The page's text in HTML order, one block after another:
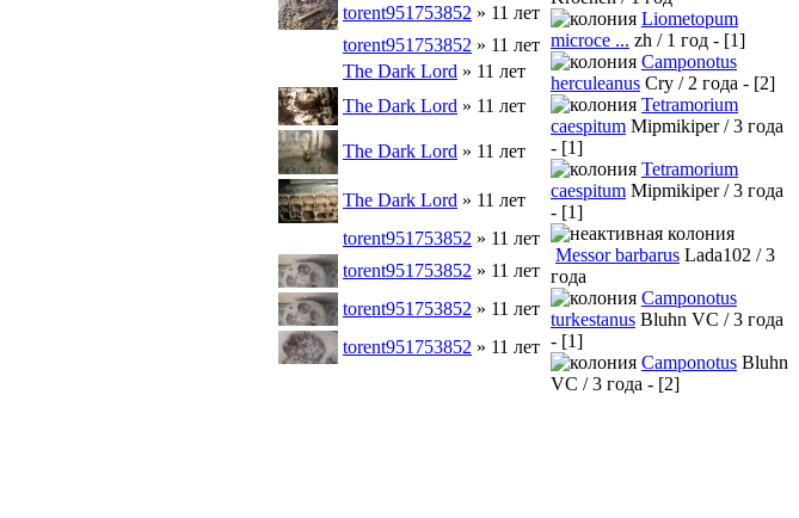
torent951753852 » 11 лет
torent951753852 » 11 лет
The Dark Lord » 11 лет
The Dark Lord » 11 лет
The Dark Lord » 11 лет
The Dark Lord » 11 лет
torent951753852 » 11 лет
torent951753852 » 11 лет
torent951753852 » 11 лет
torent951753852 » 11 лет
Liometopum
microce ... zh / 1 год - [1]
Camponotus
herculeanus Cry / 2 года - [2]
Tetramorium
caespitum Mipmikiper / 3 года
- [1]
Tetramorium
caespitum Mipmikiper / 3 года
- [1]
Messor barbarus Lada102 / 3
года
Camponotus
turkestanus Bluhn VC / 3 года
- [1]
Camponotus Bluhn
VC / 3 года - [2]